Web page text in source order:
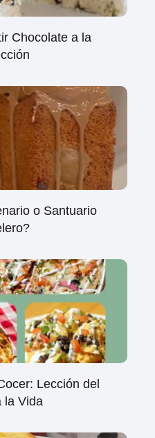
Chocolate a la
o Santuario
Lección del
la Vida